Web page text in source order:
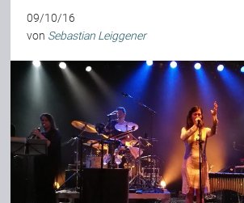
09/10/16
von Sebastian Leiggener